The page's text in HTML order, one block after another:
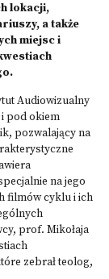
lokacji,
a także
miejsc i
Audiowizualny
pod okiem
pozwalający na
na jego
filmów cyklu i ich
prof. Mikołaja
zebrał teolog,